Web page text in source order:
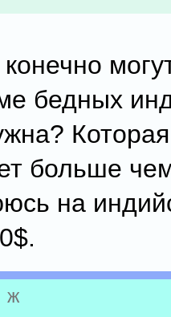
бедных
больше
на
ж